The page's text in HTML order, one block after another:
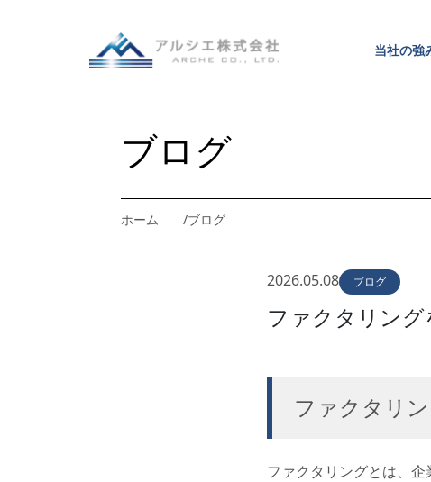
当社の強
ブログ
ホーム ブログ
2026.05.08 ブログ
ファクタリング
ファクタリ
ファクタリングとは、